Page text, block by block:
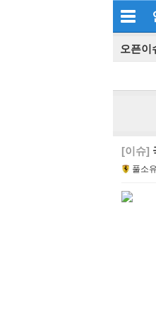
오픈이
[이슈]
풀소유